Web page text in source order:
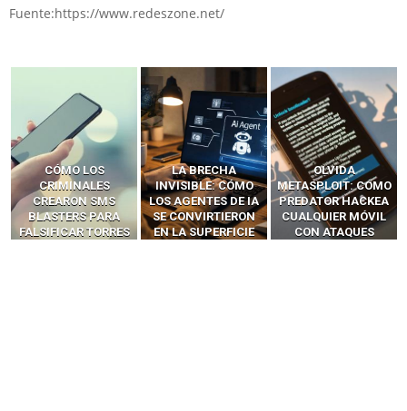
Fuente:https://www.redeszone.net/
LA BRECHA
INVISIBLE: CÓMO
LOS AGENTES DE IA
SE CONVIRTIERON
EN LA SUPERFICIE
OLVIDA
METASPLOIT: CÓMO
PREDATOR HACKEA
CUALQUIER MÓVIL
CON ATAQUES
CÓMO LOS HACKERS
INTERCEPTAN OTPS
Y LLAMADAS
MÓVILES SIN
‘HACKEAR’ — EL